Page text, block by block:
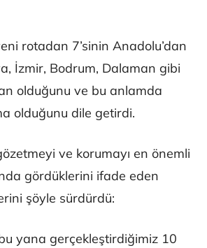
rotadan 7’sinin Anadolu’dan
İzmir, Bodrum, Dalaman gibi
olduğunu ve bu anlamda
olduğunu dile getirdi.
ve korumayı en önemli
gördüklerini ifade eden
şöyle sürdürdü:
bu yana gerçekleştirdiğimiz 10